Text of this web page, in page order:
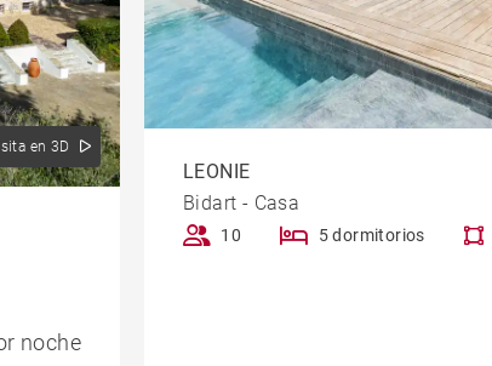
en 3D
noche
LEONIE
Bidart - Casa
10 5 dormitorios